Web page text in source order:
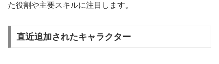
た役割や主要スキルに注目します。
直近追加されたキャラクター